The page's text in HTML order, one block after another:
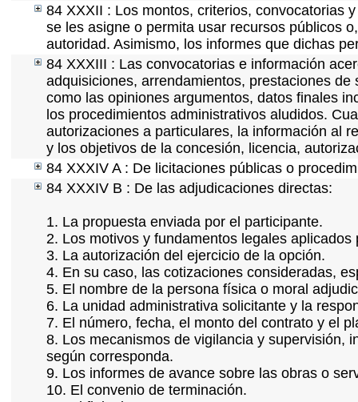
84 XXXII : Los montos, criterios, convocatorias
se les asigne o permita usar recursos públicos
autoridad. Asimismo, los informes que dichas
84 XXXIII : Las convocatorias e información
adquisiciones, arrendamientos, prestaciones
como las opiniones argumentos, datos finales
los procedimientos administrativos aludidos.
autorizaciones a particulares, la información al
y los objetivos de la concesión, licencia,
84 XXXIV A : De licitaciones públicas o
84 XXXIV B : De las adjudicaciones directas:
1. La propuesta enviada por el participante.
2. Los motivos y fundamentos legales aplicados
3. La autorización del ejercicio de la opción.
4. En su caso, las cotizaciones consideradas,
5. El nombre de la persona física o moral
6. La unidad administrativa solicitante y la
7. El número, fecha, el monto del contrato y el
8. Los mecanismos de vigilancia y supervisión,
según corresponda.
9. Los informes de avance sobre las obras o
10. El convenio de terminación.